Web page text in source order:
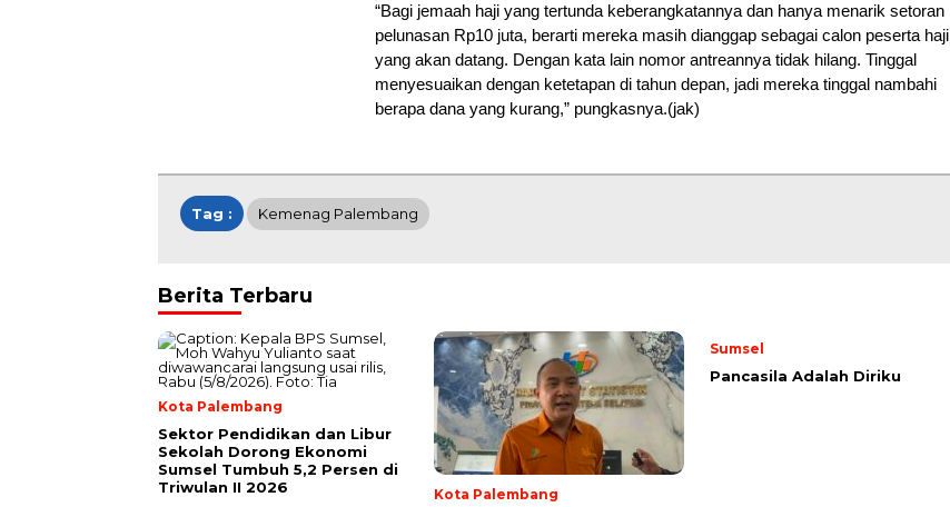
“Bagi jemaah haji yang tertunda keberangkatannya dan hanya menarik setoran
pelunasan Rp10 juta, berarti mereka masih dianggap sebagai calon peserta haji
yang akan datang. Dengan kata lain nomor antreannya tidak hilang. Tinggal
menyesuaikan dengan ketetapan di tahun depan, jadi mereka tinggal nambahi
berapa dana yang kurang,” pungkasnya.(jak)
Tag : Kemenag Palembang
Berita Terbaru
Kota Palembang
Sektor Pendidikan dan Libur
Sekolah Dorong Ekonomi
Sumsel Tumbuh 5,2 Persen di
Triwulan II 2026
Kota Palembang
Sumsel
Pancasila Adalah Diriku